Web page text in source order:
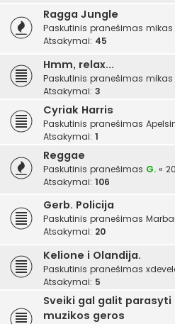
Ragga Jungle
Paskutinis pranešimas mikas
Atsakymai: 45
Hmm, relax...
Paskutinis pranešimas mikas
Atsakymai: 3
Cyriak Harris
Paskutinis pranešimas
Atsakymai: 1
Reggae
Paskutinis pranešimas G. «
Atsakymai: 106
Gerb. Policija
Paskutinis pranešimas
Atsakymai: 20
Kelione i Olandija.
Paskutinis pranešimas
Atsakymai: 5
Sveiki gal galit
muzikos geros